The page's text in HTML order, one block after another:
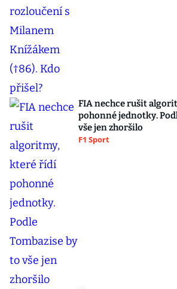
FIA nechce rušit
pohonné jednotky.
vše jen zhoršilo
F1 Sport